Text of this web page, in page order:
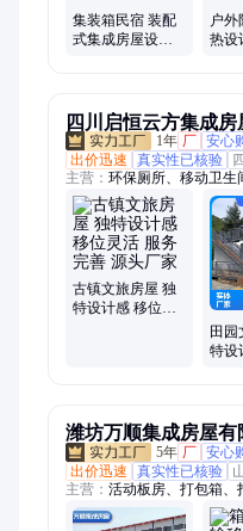
集装箱民宿 装配
式集成房屋设计
户外
热设
四川启恒云方集成房
1年 厂 安心
出价迅速
真实性已核验
主营： 环保厕所、移动卫生
屋、装配式房屋、太空舱
卫岗亭、苹果舱、定制民
古镇文旅房屋 独
特设计感 移位灵
田园
特设
潍坊万顺集成房屋有
5年 厂 安心
出价迅速
真实性已核验
主营： 活动板房、打包箱、
配式箱房、彩钢板房、工